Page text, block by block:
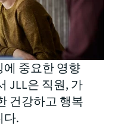
중요한 영향
JLL은 직원, 가
건강하고 행복
다.